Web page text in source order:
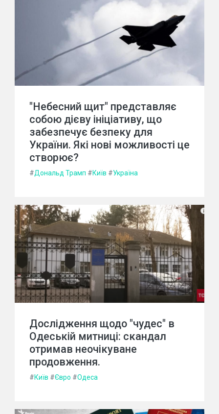
"Небесний щит" представляє
собою дієву ініціативу, що
забезпечує безпеку для
України. Які нові можливості це
створює?
#Дональд Трамп #Київ #Україна
Дослідження щодо "чудес" в
Одеській митниці: скандал
отримав неочікуване
продовження.
#Київ #Євро #Одеса